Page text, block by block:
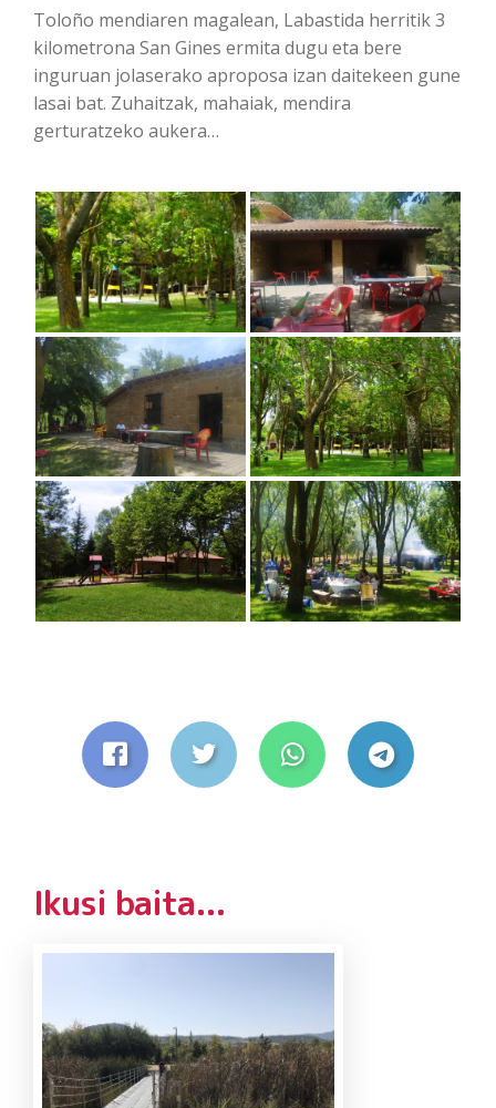
Toloño mendiaren magalean, Labastida herritik 3
kilometrona San Gines ermita dugu eta bere
inguruan jolaserako aproposa izan daitekeen gune
lasai bat. Zuhaitzak, mahaiak, mendira
gerturatzeko aukera…
Ikusi baita...